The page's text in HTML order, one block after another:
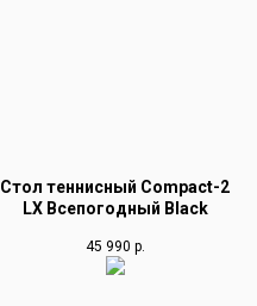
Стол теннисный Compact-2
LX Всепогодный Black
45 990 р.